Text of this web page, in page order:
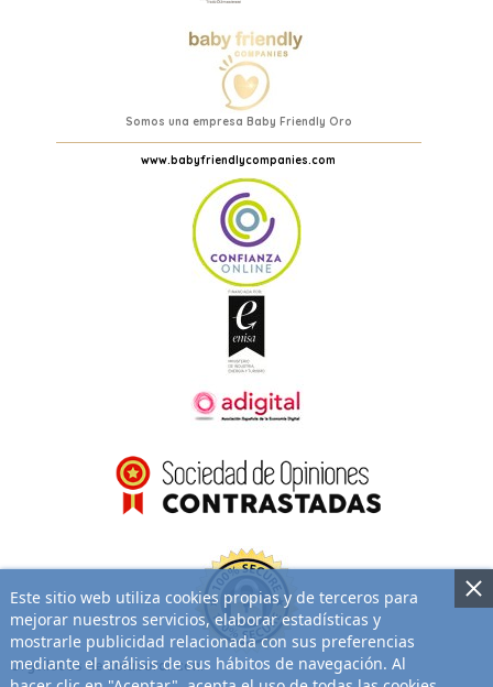
Somos una empresa Baby Friendly Oro
www.babyfriendlycompanies.com
Orgullosos de colaborar con:
Este sitio web utiliza cookies propias y de terceros para
mejorar nuestros servicios, elaborar estadísticas y
mostrarle publicidad relacionada con sus preferencias
mediante el análisis de sus hábitos de navegación. Al